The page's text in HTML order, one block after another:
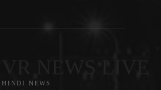
HINDI NEWS